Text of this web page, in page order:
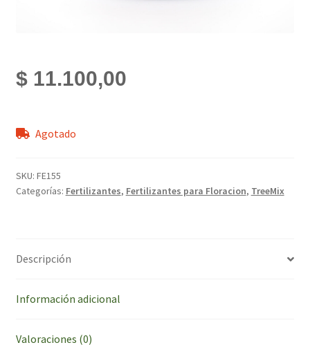
$11.100,00
Agotado
SKU: FE155
Categorías: Fertilizantes, Fertilizantes para Floracion, TreeMix
Descripción
Información adicional
Valoraciones (0)